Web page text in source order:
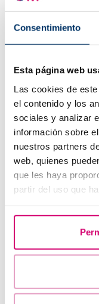
Consentimiento
Esta página web
Las cookies de
el contenido y los
sociales y analizar
información sobre
nuestros partners
web, quienes
que les haya
partir del uso que
després de la punció
setmana 10-12 de
La manca de
les probabilitats
de sagnat precoç o
Possibles efectes
L’administració de
efectes secundaris:
Sensació
Cansament o
En alguns